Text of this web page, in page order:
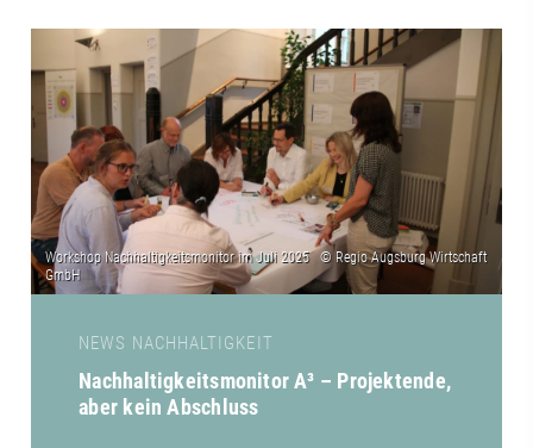
NEWS NACHHALTIGKEIT
Nachhaltigkeitsmonitor A³ – Projektende,
aber kein Abschluss